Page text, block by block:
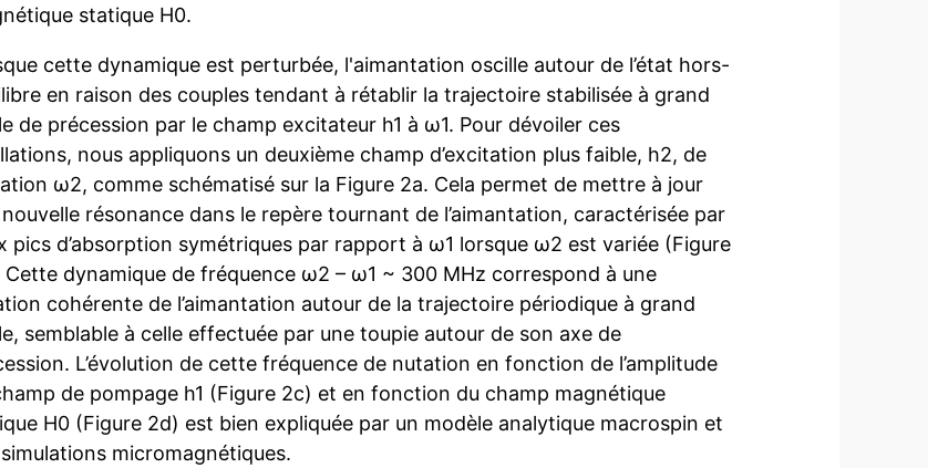
statique H0.
cette dynamique est perturbée, l'aimantation oscille autour de l’état hors-
en raison des couples tendant à rétablir la trajectoire stabilisée à grand
de précession par le champ excitateur h1 à ω1. Pour dévoiler ces
nous appliquons un deuxième champ d’excitation plus faible, h2, de
ω2, comme schématisé sur la Figure 2a. Cela permet de mettre à jour
résonance dans le repère tournant de l’aimantation, caractérisée par
pics d’absorption symétriques par rapport à ω1 lorsque ω2 est variée (Figure
Cette dynamique de fréquence ω2 – ω1 ~ 300 MHz correspond à une
cohérente de l’aimantation autour de la trajectoire périodique à grand
semblable à celle effectuée par une toupie autour de son axe de
L’évolution de cette fréquence de nutation en fonction de l’amplitude
de pompage h1 (Figure 2c) et en fonction du champ magnétique
H0 (Figure 2d) est bien expliquée par un modèle analytique macrospin et
micromagnétiques.